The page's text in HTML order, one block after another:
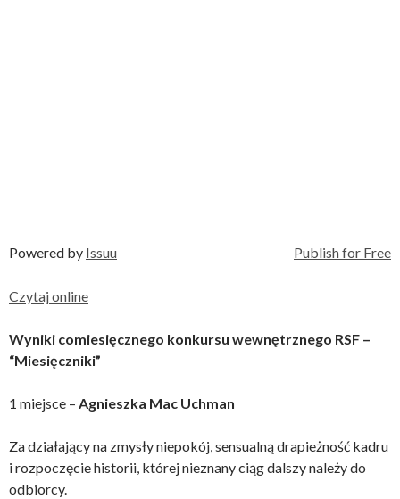
Powered by Issuu Publish for Free
Czytaj online
Wyniki comiesięcznego konkursu wewnętrznego RSF –
“Miesięczniki”
1 miejsce – Agnieszka Mac Uchman
Za działający na zmysły niepokój, sensualną drapieżność kadru
i rozpoczęcie historii, której nieznany ciąg dalszy należy do
odbiorcy.